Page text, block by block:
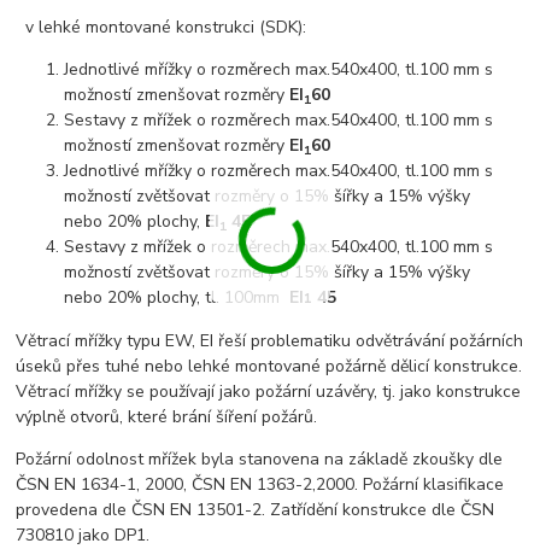
v lehké montované konstrukci (SDK):
Jednotlivé mřížky o rozměrech max.540x400, tl.100 mm s
možností zmenšovat rozměry EI160
Sestavy z mřížek o rozměrech max.540x400, tl.100 mm s
možností zmenšovat rozměry EI160
Jednotlivé mřížky o rozměrech max.540x400, tl.100 mm s
možností zvětšovat rozměry o 15% šířky a 15% výšky
nebo 20% plochy, EI1 45
Sestavy z mřížek o rozměrech max.540x400, tl.100 mm s
možností zvětšovat rozměry o 15% šířky a 15% výšky
nebo 20% plochy, tl. 100mm EI1 45
Větrací mřížky typu EW, EI řeší problematiku odvětrávání požárních
úseků přes tuhé nebo lehké montované požárně dělicí konstrukce.
Větrací mřížky se používají jako požární uzávěry, tj. jako konstrukce
výplně otvorů, které brání šíření požárů.
Požární odolnost mřížek byla stanovena na základě zkoušky dle
ČSN EN 1634-1, 2000, ČSN EN 1363-2,2000. Požární klasifikace
provedena dle ČSN EN 13501-2. Zatřídění konstrukce dle ČSN
730810 jako DP1.